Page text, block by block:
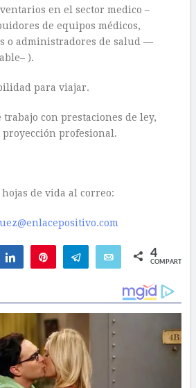
en el sector medico –
de equipos médicos,
o administradores de salud —
).
para viajar.
trabajo con prestaciones de ley,
profesional.
de vida al correo:
Compartir Telegram Email 4
COMPARTIR